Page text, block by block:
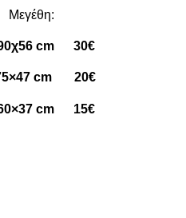
Μεγέθη:
cm 30€
cm 20€
cm 15€